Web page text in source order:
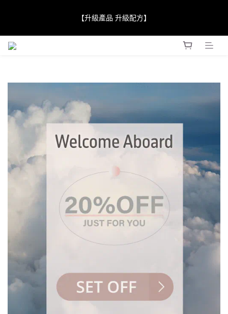
Award 勇奪金獎】
【升級產品 升級配方】
【JaneClare 康膚薈在iida Award Milan 2024 Professional